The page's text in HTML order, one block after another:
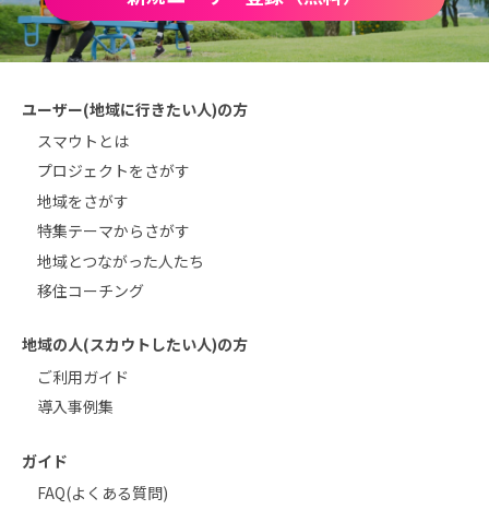
ユーザー(地域に行きたい人)の方
スマウトとは
プロジェクトをさがす
地域をさがす
特集テーマからさがす
地域とつながった人たち
移住コーチング
地域の人(スカウトしたい人)の方
ご利用ガイド
導入事例集
ガイド
FAQ(よくある質問)